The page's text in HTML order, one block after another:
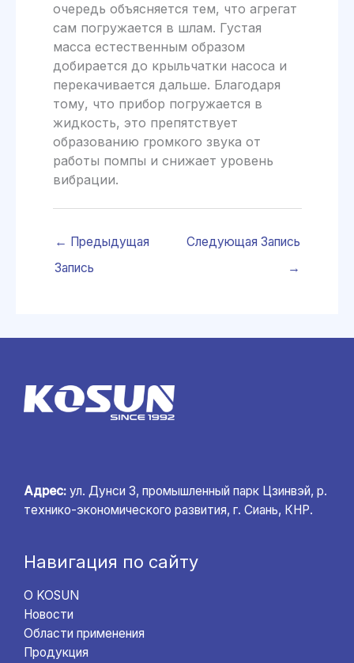
очередь объясняется тем, что агрегат
сам погружается в шлам. Густая
масса естественным образом
добирается до крыльчатки насоса и
перекачивается дальше. Благодаря
тому, что прибор погружается в
жидкость, это препятствует
образованию громкого звука от
работы помпы и снижает уровень
вибрации.
← Предыдущая
Запись
Следующая Запись
→
Адрес: ул. Дунси 3, промышленный парк Цзинвэй, р.
технико-экономического развития, г. Сиань, КНР.
Навигация по сайту
О KOSUN
Новости
Области применения
Продукция